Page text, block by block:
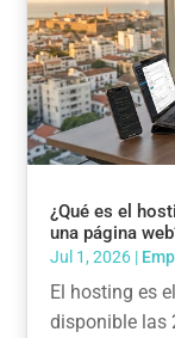
¿Qué es el
una página
Jul 1, 2026 |
El hosting es
disponible las